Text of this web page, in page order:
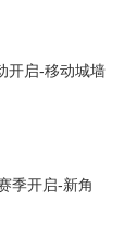
开启-移动城墙
季开启-新角